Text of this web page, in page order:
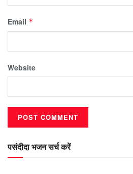
Email *
Website
पसंदीदा भजन सर्च करें